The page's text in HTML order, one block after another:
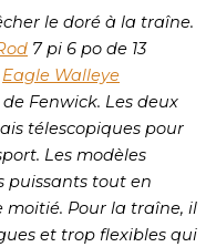
le doré à la traîne.
7 pi 6 po de 13
Eagle Walleye
de Fenwick. Les deux
télescopiques pour
Les modèles
puissants tout en
Pour la traîne, il
et trop flexibles qui